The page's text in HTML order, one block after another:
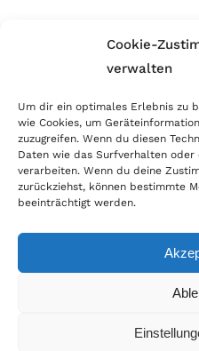
Cookie-
verwalten
Um dir ein optimales Erlebnis zu
wie Cookies, um
zuzugreifen. Wenn du diesen
Daten wie das Surfverhalten
verarbeiten. Wenn du deine
zurückziehst, können bestimmte
beeinträchtigt werden.
Wir sind Mitglied im
erfolgreichen E-
viele Onlineshops im
und unterstützen fairen
© Copyright 2026 | World of
|